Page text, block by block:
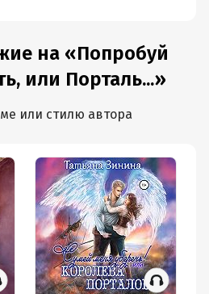
на «Попробуй
или Порталь...»
или стилю автора